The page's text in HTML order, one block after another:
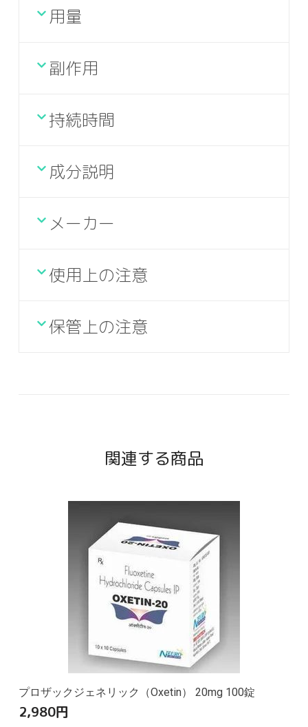
用量
副作用
持続時間
成分説明
メーカー
使用上の注意
保管上の注意
関連する商品
プロザックジェネリック（Oxetin） 20mg 100錠
2,980円